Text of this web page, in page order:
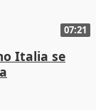
07:21
Italia se